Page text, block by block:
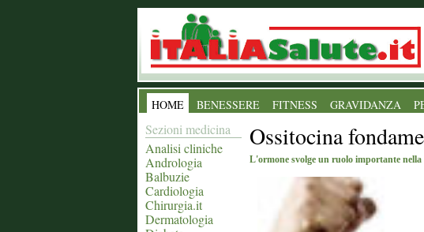
HOME BENESSERE FITNESS GRAVIDANZA
Sezioni medicina
Analisi cliniche
Andrologia
Balbuzie
Cardiologia
Chirurgia.it
Dermatologia
Ossitocina
L'ormone svolge un ruolo importante